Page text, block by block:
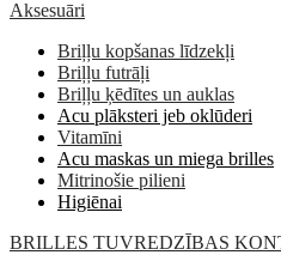
Aksesuāri
Briļļu kopšanas līdzekļi
Briļļu futrāļi
Briļļu ķēdītes un auklas
Acu plāksteri jeb oklūderi
Vitamīni
Acu maskas un miega brilles
Mitrinošie pilieni
Higiēnai
BRILLES TUVREDZĪBAS